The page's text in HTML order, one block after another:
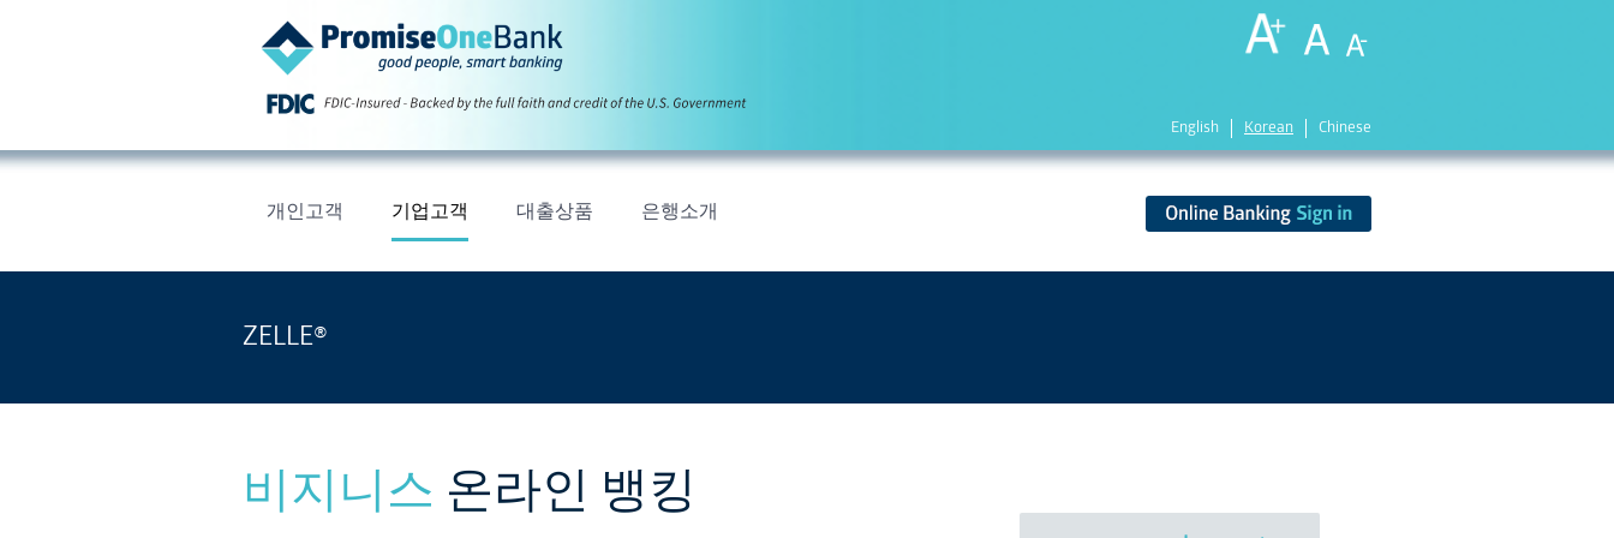
English Korean Chinese
개인고객 기업고객 대출상품 은행소개
ZELLE®
비지니스 온라인 뱅킹